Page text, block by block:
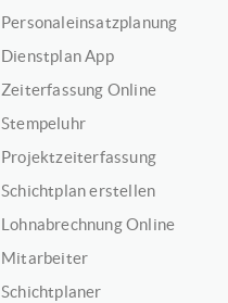
Personaleinsatzplanung
Dienstplan App
Zeiterfassung Online
Stempeluhr
Projektzeiterfassung
Schichtplan erstellen
Lohnabrechnung Online
Mitarbeiter
Schichtplaner